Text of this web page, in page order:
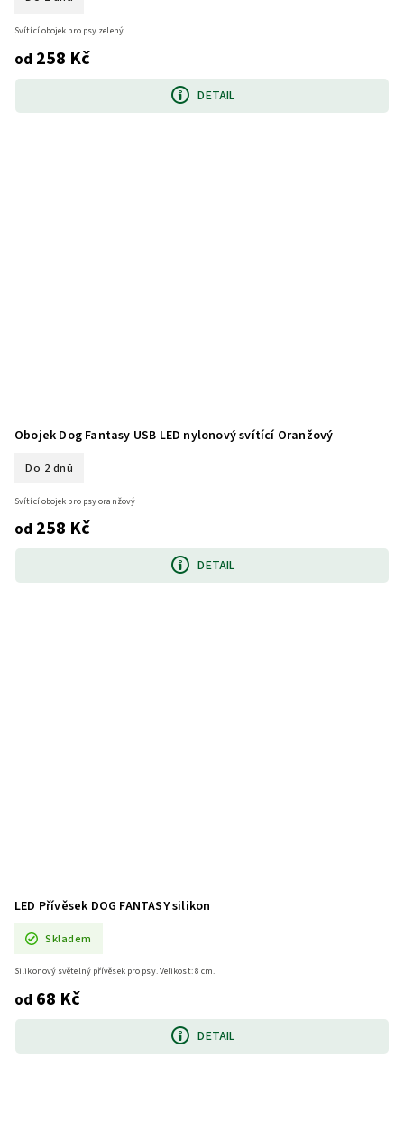
od 258 Kč
DETAIL
Svítící obojek pro psy zelený
Obojek Dog Fantasy USB LED nylonový svítící Oranžový
Do 2 dnů
od 258 Kč
DETAIL
Svítící obojek pro psy oranžový
LED Přívěsek DOG FANTASY silikon
Skladem
od 68 Kč
DETAIL
Silikonový světelný přívěsek pro psy. Velikost: 8 cm.